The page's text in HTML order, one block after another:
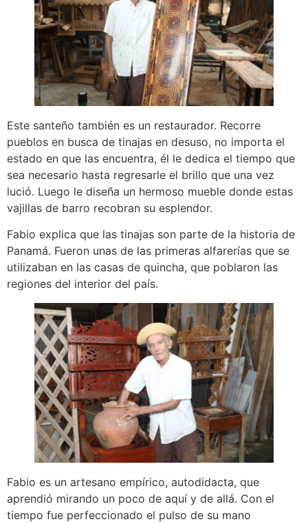
Este santeño también es un restaurador. Recorre
pueblos en busca de tinajas en desuso, no importa el
estado en que las encuentra, él le dedica el tiempo que
sea necesario hasta regresarle el brillo que una vez
lució. Luego le diseña un hermoso mueble donde estas
vajillas de barro recobran su esplendor.
Fabio explica que las tinajas son parte de la historia de
Panamá. Fueron unas de las primeras alfarerías que se
utilizaban en las casas de quincha, que poblaron las
regiones del interior del país.
Fabio es un artesano empírico, autodidacta, que
aprendió mirando un poco de aquí y de allá. Con el
tiempo fue perfeccionado el pulso de su mano